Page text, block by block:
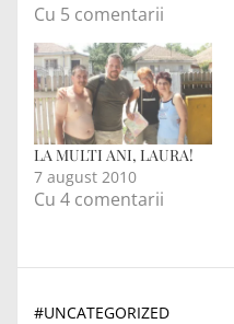
Cu 5 comentarii
LA MULTI ANI, LAURA!
7 august 2010
Cu 4 comentarii
#UNCATEGORIZED